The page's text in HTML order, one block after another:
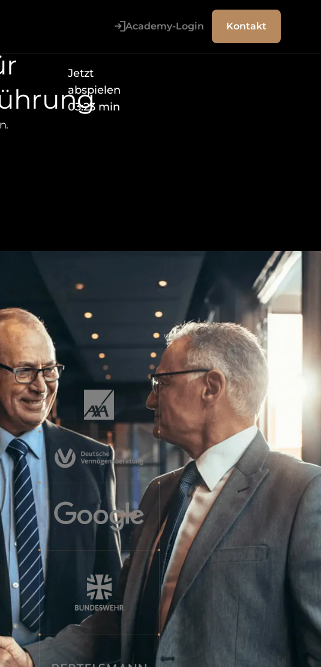
Academy-Login Kontakt
r
hrung
Jetzt
abspielen
03:23 min
in 25+ Jahren – darunter Verkäufer, selbstständige Handelsvertreter,
Privatpersonen, die bei namhaften Unternehmen, Behörden und
oder waren – haben die kybernetischen Verkaufs-, Verhandlungs-
von Carsten Beyreuther in offenen Seminaren und Trainings
wenden diese hocheffektiv an.